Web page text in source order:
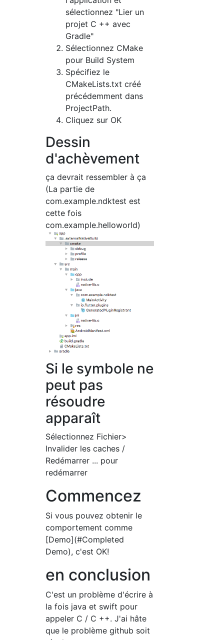
sélectionnez "Lier un
projet C ++ avec
Gradle"
Sélectionnez CMake
pour Build System
Spécifiez le
CMakeLists.txt créé
précédemment dans
ProjectPath.
Cliquez sur OK
Dessin
d'achèvement
ça devrait ressembler à ça
(La partie de
com.example.ndktest est
cette fois
com.example.helloworld)
Si le symbole ne
peut pas
résoudre
apparaît
Sélectionnez Fichier>
Invalider les caches /
Redémarrer ... pour
redémarrer
Commencez
Si vous pouvez obtenir le
comportement comme
[Demo](#Completed
Demo), c'est OK!
en conclusion
C'est un problème d'écrire à
la fois java et swift pour
appeler C / C ++. J'ai hâte
que le problème github soit